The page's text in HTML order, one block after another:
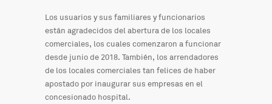
Los usuarios y sus familiares y funcionarios
están agradecidos del abertura de los locales
comerciales, los cuales comenzaron a funcionar
desde junio de 2018. También, los arrendadores
de los locales comerciales tan felices de haber
apostado por inaugurar sus empresas en el
concesionado hospital.